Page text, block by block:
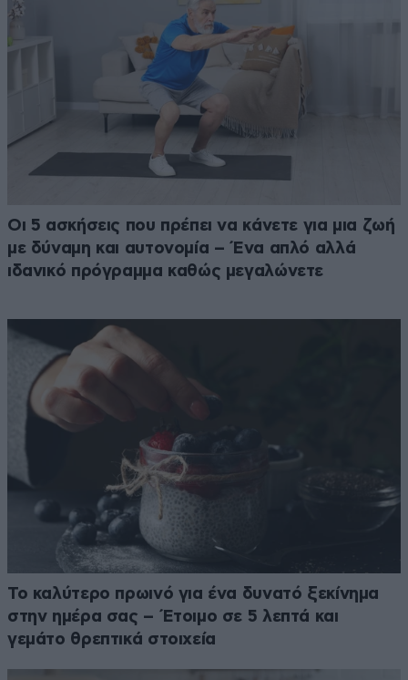
Οι 5 ασκήσεις που πρέπει να κάνετε για μια ζωή
με δύναμη και αυτονομία – Ένα απλό αλλά
ιδανικό πρόγραμμα καθώς μεγαλώνετε
Το καλύτερο πρωινό για ένα δυνατό ξεκίνημα
στην ημέρα σας – Έτοιμο σε 5 λεπτά και
γεμάτο θρεπτικά στοιχεία